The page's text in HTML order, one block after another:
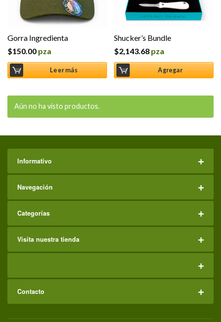
Gorra Ingredienta
$150.00 pza
Leer más
Shucker’s Bundle
$2,143.68 pza
Agregar
Aún no ha visto productos.
Informativo
Navegación
Categorías
Visita nuestra tienda
Contacto